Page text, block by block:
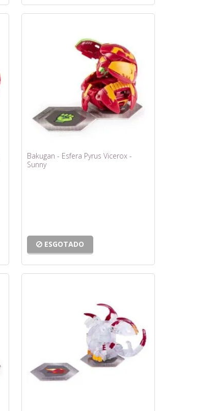
Bakugan - Esfera Pyrus Vicerox -
Sunny
ESGOTADO